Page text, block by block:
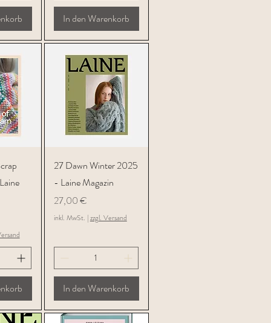
In den Warenkorb
Schnellansicht
27 Dawn Winter 2025
- Laine Magazin
Preis
27,00 €
inkl. MwSt. |zzgl. Versand
In den Warenkorb